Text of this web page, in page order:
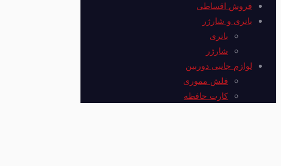
فروش اقساطی
باتری و شارژر
باتری
شارژر
لوازم جانبی دوربین
فلش مموری
کارت حافظه